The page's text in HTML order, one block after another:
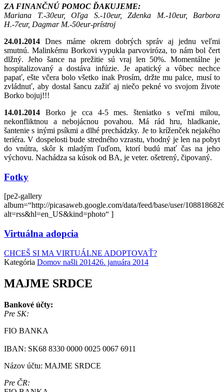
ZA FINANČNÚ POMOC ĎAKUJEME:
Mariana T.-30eur, Oľga S.-10eur, Zdenka M.-10eur, Barbora
H.-7eur, Dagmar M.-50eur-prístroj
24.01.2014 Dnes máme okrem dobrých správ aj jednu veľmi
smutnú. Malinkému Borkovi vypukla parvoviróza, to nám bol čert
dlžný. Jeho šance na prežitie sú vraj len 50%. Momentálne je
hospitalizovaný a dostáva infúzie. Je apatický a vôbec nechce
papať, ešte včera bolo všetko inak Prosím, držte mu palce, musí to
zvládnuť, aby dostal šancu zažiť aj niečo pekné vo svojom živote
Borko bojuj!!!
14.01.2014 Borko je cca 4-5 mes. šteniatko s veľmi milou,
nekonfliktnou a nebojácnou povahou. Má rád hru, hladkanie,
šantenie s inými psíkmi a dlhé prechádzky. Je to kríženček nejakého
teriéra. V dospelosti bude stredného vzrastu, vhodný je len na pobyt
do vnútra, skôr k mladým ľuďom, ktorí budú mať čas na jeho
výchovu. Nachádza sa kúsok od BA, je veter. ošetrený, čipovaný.
Fotky
[pe2-gallery
album=“http://picasaweb.google.com/data/feed/base/user/
alt=rss&hl=en_US&kind=photo“ ]
Virtuálna adopcia
CHCEŠ SI MA VIRTUÁLNE ADOPTOVAŤ?
Kategória Domov našli 201426. januára 2014
MAJME SRDCE
Bankové účty:
Pre SK:
FIO BANKA
IBAN: SK68 8330 0000 0025 0067 6911
Názov účtu: MAJME SRDCE
Pre ČR: